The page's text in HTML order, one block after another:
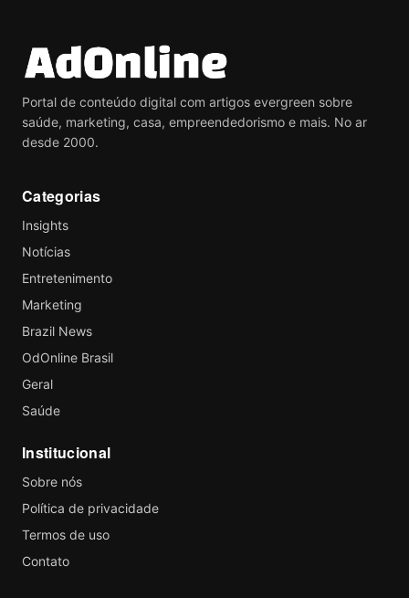
Portal de conteúdo digital com artigos evergreen sobre
saúde, marketing, casa, empreendedorismo e mais. No ar
desde 2000.
Categorias
Insights
Notícias
Entretenimento
Marketing
Brazil News
OdOnline Brasil
Geral
Saúde
Institucional
Sobre nós
Política de privacidade
Termos de uso
Contato